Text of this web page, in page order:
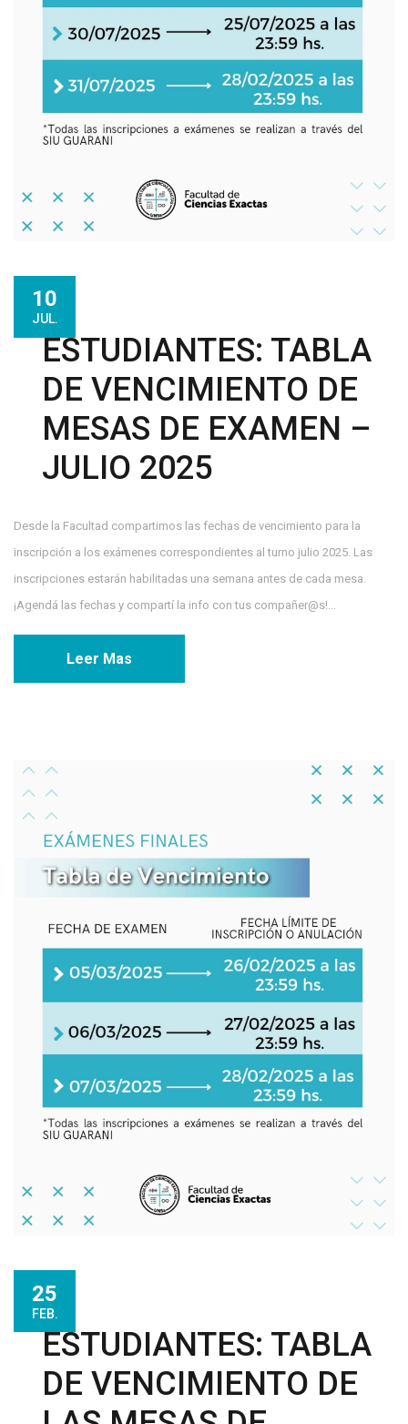
10
JUL.
ESTUDIANTES: TABLA
DE VENCIMIENTO DE
MESAS DE EXAMEN –
JULIO 2025
Desde la Facultad compartimos las fechas de vencimiento para la
inscripción a los exámenes correspondientes al turno julio 2025. Las
inscripciones estarán habilitadas una semana antes de cada mesa.
¡Agendá las fechas y compartí la info con tus compañer@s!...
Leer Mas
25
FEB.
ESTUDIANTES: TABLA
DE VENCIMIENTO DE